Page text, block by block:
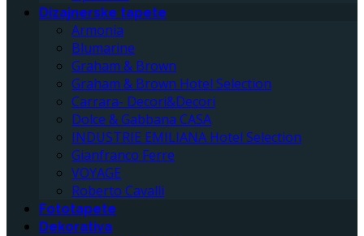
Dizajnerske tapete
Armonia
Blumarine
Graham & Brown
Graham & Brown Hotel Selection
Carrara- Decori&Decori
Dolce & Gabbana CASA
INDUSTRIE EMILIANA Hotel Selection
Gianfranco Ferre
VOYAGE
Roberto Cavalli
Fototapete
Dekorativa